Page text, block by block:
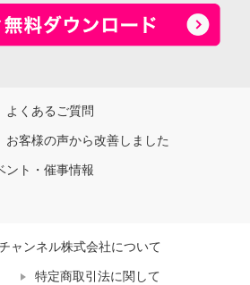
よくあるご質問
お客様の声から改善しました
ント・催事情報
ャンネル株式会社について
特定商取引法に関して